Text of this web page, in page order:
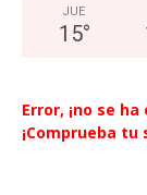
JUE
15°
Error, ¡no se
¡Comprueba tu